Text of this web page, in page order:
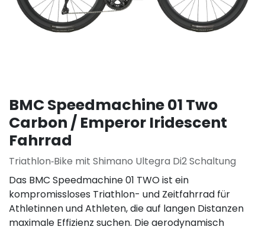
BMC Speedmachine 01 Two
Carbon / Emperor Iridescent
Fahrrad
Triathlon‑Bike mit Shimano Ultegra Di2 Schaltung
Das BMC Speedmachine 01 TWO ist ein
kompromissloses Triathlon- und Zeitfahrrad für
Athletinnen und Athleten, die auf langen Distanzen
maximale Effizienz suchen. Die aerodynamisch